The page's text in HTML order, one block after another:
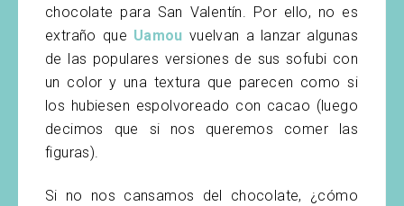
chocolate para San Valentín. Por ello, no es
extraño que Uamou vuelvan a lanzar algunas
de las populares versiones de sus sofubi con
un color y una textura que parecen como si
los hubiesen espolvoreado con cacao (luego
decimos que si nos queremos comer las
figuras).
Si no nos cansamos del chocolate, ¿cómo